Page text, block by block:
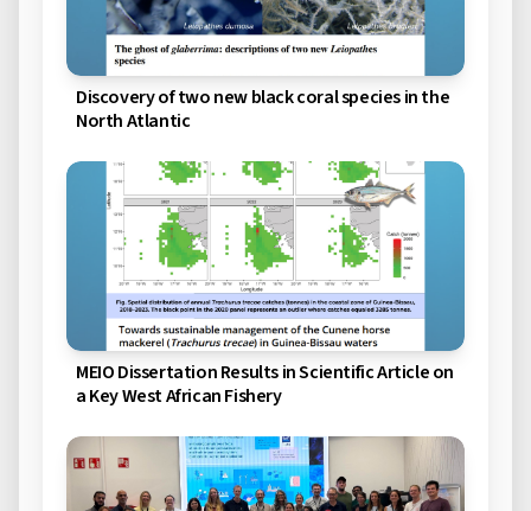
Discovery of two new black coral species in the
North Atlantic
MEIO Dissertation Results in Scientific Article on
a Key West African Fishery